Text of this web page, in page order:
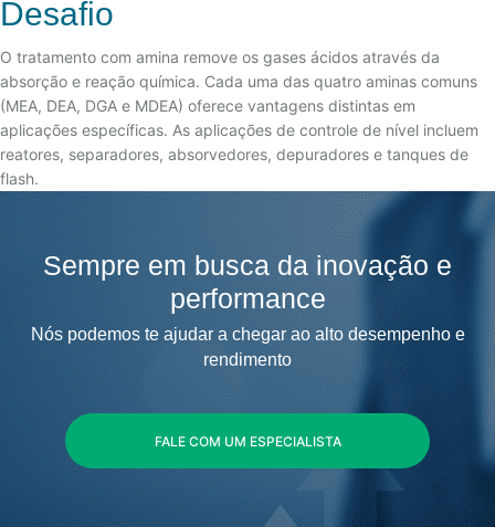
Desafio
O tratamento com amina remove os gases ácidos através da
absorção e reação química. Cada uma das quatro aminas comuns
(MEA, DEA, DGA e MDEA) oferece vantagens distintas em
aplicações específicas. As aplicações de controle de nível incluem
reatores, separadores, absorvedores, depuradores e tanques de
flash.
Sempre em busca da inovação e
performance
Nós podemos te ajudar a chegar ao alto desempenho e
rendimento
FALE COM UM ESPECIALISTA